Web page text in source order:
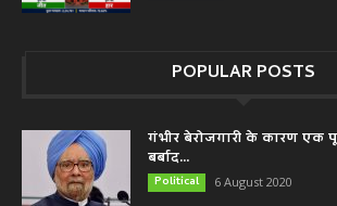
POPULAR POSTS
गंभीर बेरोजगारी के कारण एक
बर्बाद...
Political 6 August 2020